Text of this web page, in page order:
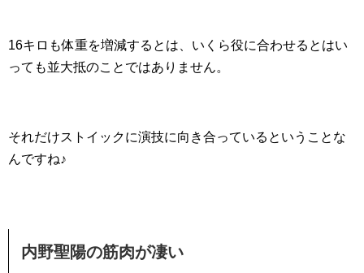
16キロも体重を増減するとは、いくら役に合わせるとはい
っても並大抵のことではありません。
それだけストイックに演技に向き合っているということな
んですね♪
内野聖陽の筋肉が凄い